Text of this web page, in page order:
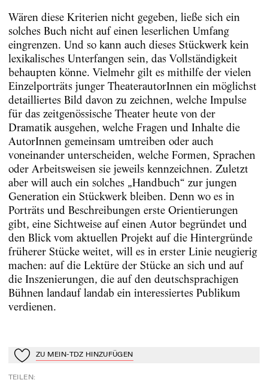
Wären diese Kriterien nicht gegeben, ließe sich ein
solches Buch nicht auf einen leserlichen Umfang
eingrenzen. Und so kann auch dieses Stückwerk kein
lexikalisches Unterfangen sein, das Vollständigkeit
behaupten könne. Vielmehr gilt es mithilfe der vielen
Einzelporträts junger TheaterautorInnen ein möglichst
detailliertes Bild davon zu zeichnen, welche Impulse
für das zeitgenössische Theater heute von der
Dramatik ausgehen, welche Fragen und Inhalte die
AutorInnen gemeinsam umtreiben oder auch
voneinander unterscheiden, welche Formen, Sprachen
oder Arbeitsweisen sie jeweils kennzeichnen. Zuletzt
aber will auch ein solches „Handbuch“ zur jungen
Generation ein Stückwerk bleiben. Denn wo es in
Porträts und Beschreibungen erste Orientierungen
gibt, eine Sichtweise auf einen Autor begründet und
den Blick vom aktuellen Projekt auf die Hintergründe
früherer Stücke weitet, will es in erster Linie neugierig
machen: auf die Lektüre der Stücke an sich und auf
die Inszenierungen, die auf den deutschsprachigen
Bühnen landauf landab ein interessiertes Publikum
verdienen.
Zu Mein-TdZ hinzufügen
ZU MEIN-TDZ HINZUFÜGEN
TEILEN: